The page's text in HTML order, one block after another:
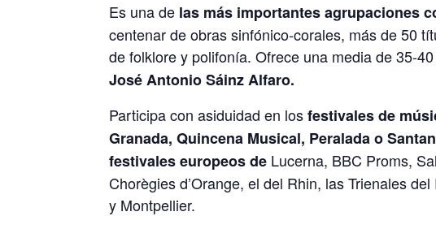
Es una de las más importantes agrupaciones
centenar de obras sinfónico-corales, más de 50
de folklore y polifonía. Ofrece una media de 35-
José Antonio Sáinz Alfaro.
Participa con asiduidad en losfestivales de
Granada, Quincena Musical, Peralada o
festivales europeos de Lucerna, BBC Proms,
Chorègies d’Orange, el del Rhin, las Trienales
y Montpellier.